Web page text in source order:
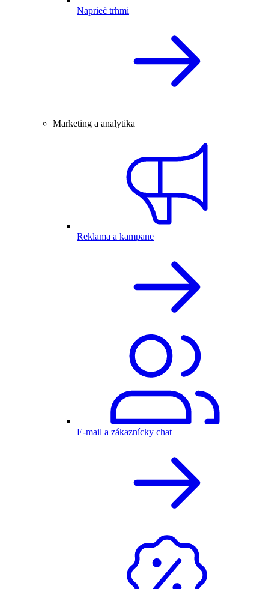
Naprieč trhmi
Marketing a analytika
Reklama a kampane
E-mail a zákaznícky chat